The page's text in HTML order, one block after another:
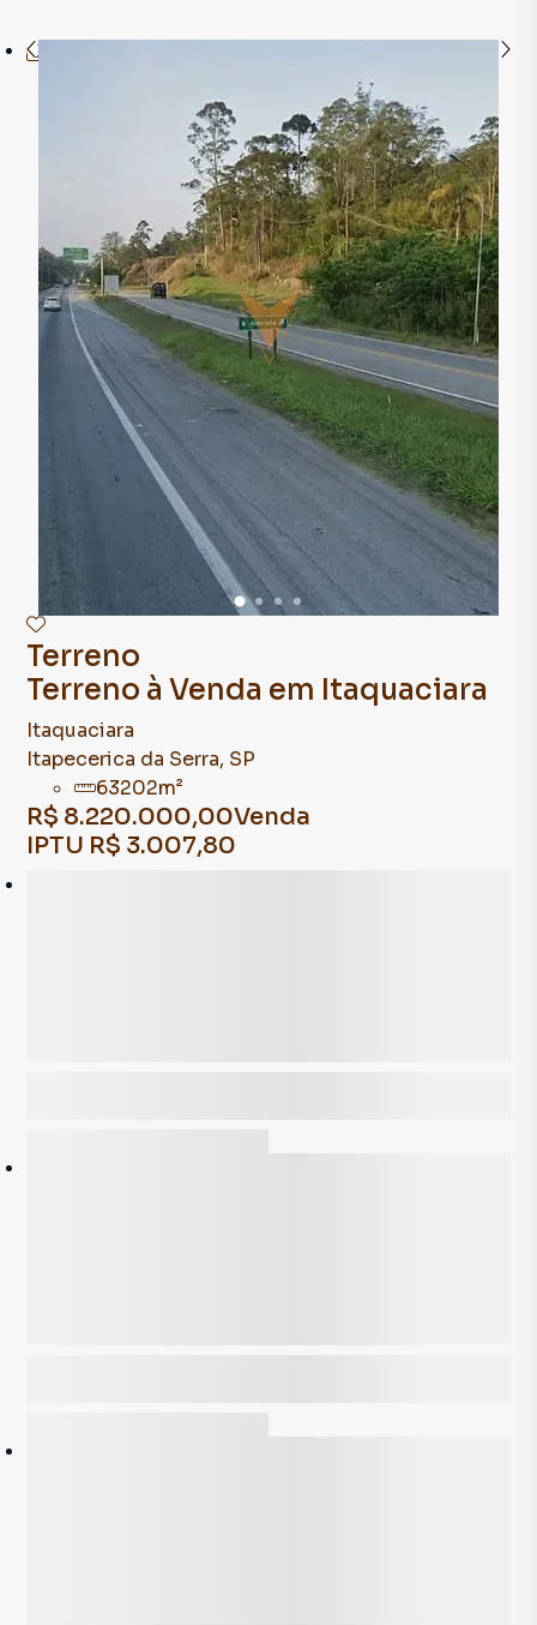
Terreno
Terreno à Venda em Itaquaciara
Itaquaciara
Itapecerica da Serra, SP
63202m²
R$ 8.220.000,00Venda
IPTU R$ 3.007,80